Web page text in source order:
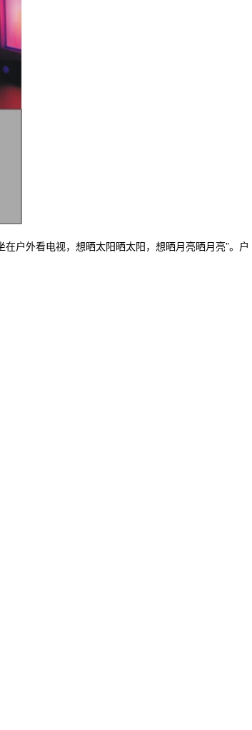
户外看电视，想晒太阳晒太阳，想晒月亮晒月亮”。户